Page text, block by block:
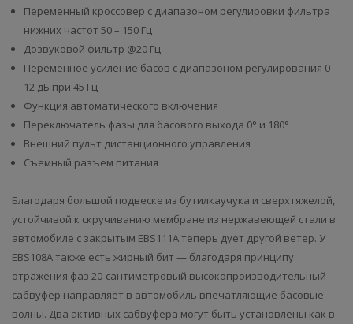
Переменный кроссовер с диапазоном регулировки фильтра
нижних частот 50 – 150 Гц
Дозвуковой фильтр @20 Гц
Переменное усиление басов с диапазоном регулирования 0–
12 дБ при 45 Гц
Функция автоматического включения
Переключатель фазы для басового выхода 0° и 180°
Внешний пульт дистанционного управления
Съемный разъем питания
Благодаря большой подвеске из бутилкаучука и сверхтяжелой,
устойчивой к скручиванию мембране из нержавеющей стали в
автомобиле с закрытым EBS111A теперь дует другой ветер. У
EBS108A также есть жирный бит — благодаря принципу
отражения фаз 20-сантиметровый высокопроизводительный
сабвуфер направляет в автомобиль впечатляющие басовые
волны. Два активных сабвуфера могут быть установлены как в